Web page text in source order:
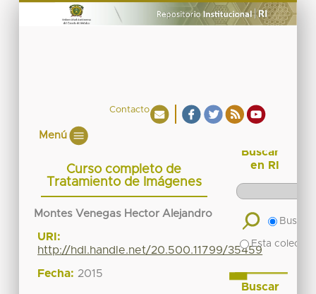
Contacto
Menú
Curso completo de
Tratamiento de Imágenes
Montes Venegas Hector Alejandro
URI:
http://hdl.handle.net/20.500.11799/35459
Fecha: 2015
Buscar
en RI
Buscar
Esta
Buscar